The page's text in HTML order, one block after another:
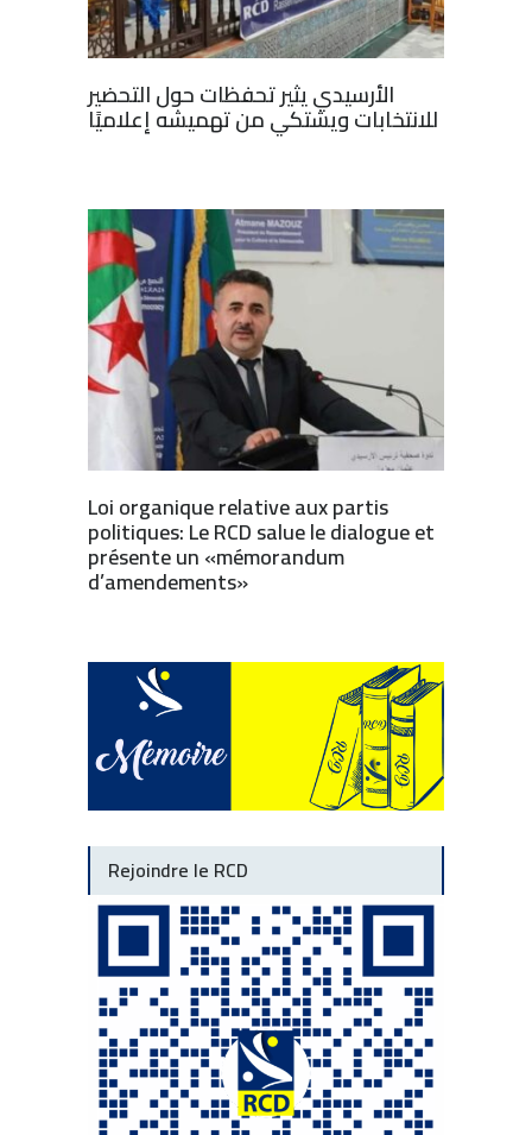
الأرسيدي يثير تحفظات حول التحضير
للانتخابات ويشتكي من تهميشه إعلاميًا
Loi organique relative aux partis
politiques: Le RCD salue le dialogue et
présente un «mémorandum
d’amendements»
Rejoindre le RCD